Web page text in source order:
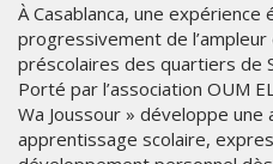
À Casablanca, une
progressivement de
préscolaires des quartiers de
Porté par l’association OUM
Wa Joussour » développe une
apprentissage scolaire,